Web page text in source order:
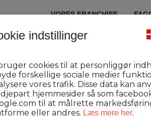
VORES FRANCHISE
indstillinger
cookies til at personliggør
forskellige sociale medier
vores trafik. Disse data kan
hjemmesider så som
til at målrette
eller andres. Læs mere her.